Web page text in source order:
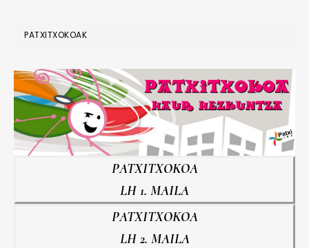
PATXITXOKOAK
PATXITXOKOA
LH 1. MAILA
PATXITXOKOA
LH 2. MAILA